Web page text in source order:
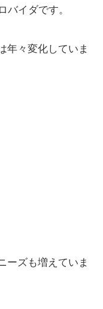
バイダです。
年々変化していま
ーズも増えていま